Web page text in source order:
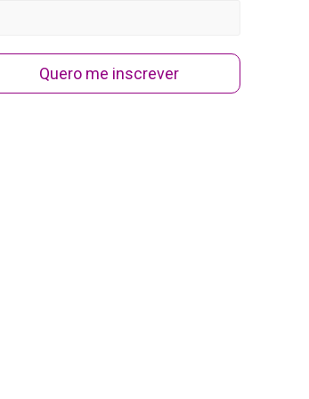
Quero me inscrever